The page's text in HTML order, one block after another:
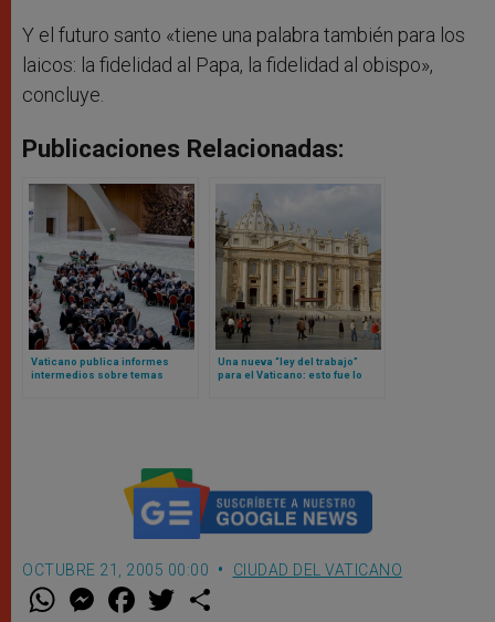
Y el futuro santo «tiene una palabra también para los
laicos: la fidelidad al Papa, la fidelidad al obispo»,
concluye.
Publicaciones Relacionadas:
Vaticano publica informes
intermedios sobre temas
Una nueva “ley del trabajo”
para el Vaticano: esto fue lo
OCTUBRE 21, 2005 00:00 CIUDAD DEL VATICANO
W M
e
F
a w